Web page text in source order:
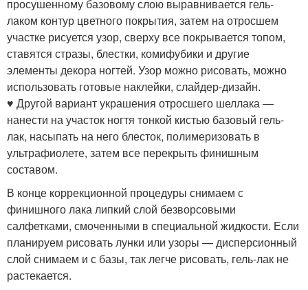
просушенному базовому слою выравнивается гель-
лаком контур цветного покрытия, затем на отросшем
участке рисуется узор, сверху все покрывается топом,
ставятся стразы, блестки, комифубики и другие
элементы декора ногтей. Узор можно рисовать, можно
использовать готовые наклейки, слайдер-дизайн.
♥ Другой вариант украшения отросшего шеллака —
нанести на участок ногтя тонкой кистью базовый гель-
лак, насыпать на него блесток, полимеризовать в
ультрафиолете, затем все перекрыть финишным
составом.
В конце коррекционной процедуры снимаем с
финишного лака липкий слой безворсовыми
салфетками, смоченными в специальной жидкости. Если
планируем рисовать лунки или узоры — дисперсионный
слой снимаем и с базы, так легче рисовать, гель-лак не
растекается.